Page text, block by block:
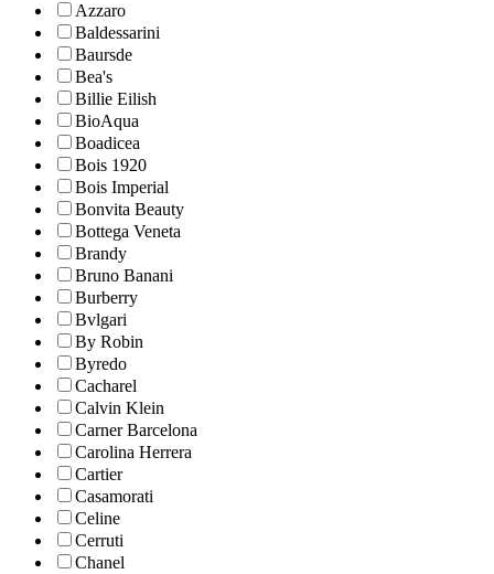
Azzaro
Baldessarini
Baursde
Bea's
Billie Eilish
BioAqua
Boadicea
Bois 1920
Bois Imperial
Bonvita Beauty
Bottega Veneta
Brandy
Bruno Banani
Burberry
Bvlgari
By Robin
Byredo
Cacharel
Calvin Klein
Carner Barcelona
Carolina Herrera
Cartier
Casamorati
Celine
Cerruti
Chanel